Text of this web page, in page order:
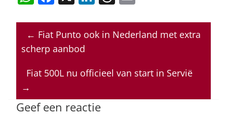
at
s
p
p
c
e
o
o
k
k
e
n
re
a
s
ai
l
← Fiat Punto ook in Nederland met extra
scherp aanbod
Fiat 500L nu officieel van start in Servië
→
Geef een reactie